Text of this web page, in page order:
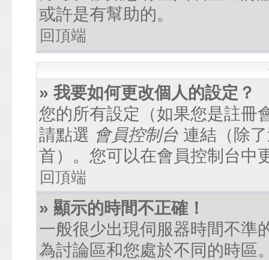
或許是有幫助的。
回頂端
» 我要如何更改個人的設定？
您的所有設定（如果您是註冊
請點選 會員控制台 連結（除
首）。您可以在會員控制台中
回頂端
» 顯示的時間不正確！
一般很少出現伺服器時間不準
為討論區和您處於不同的時區